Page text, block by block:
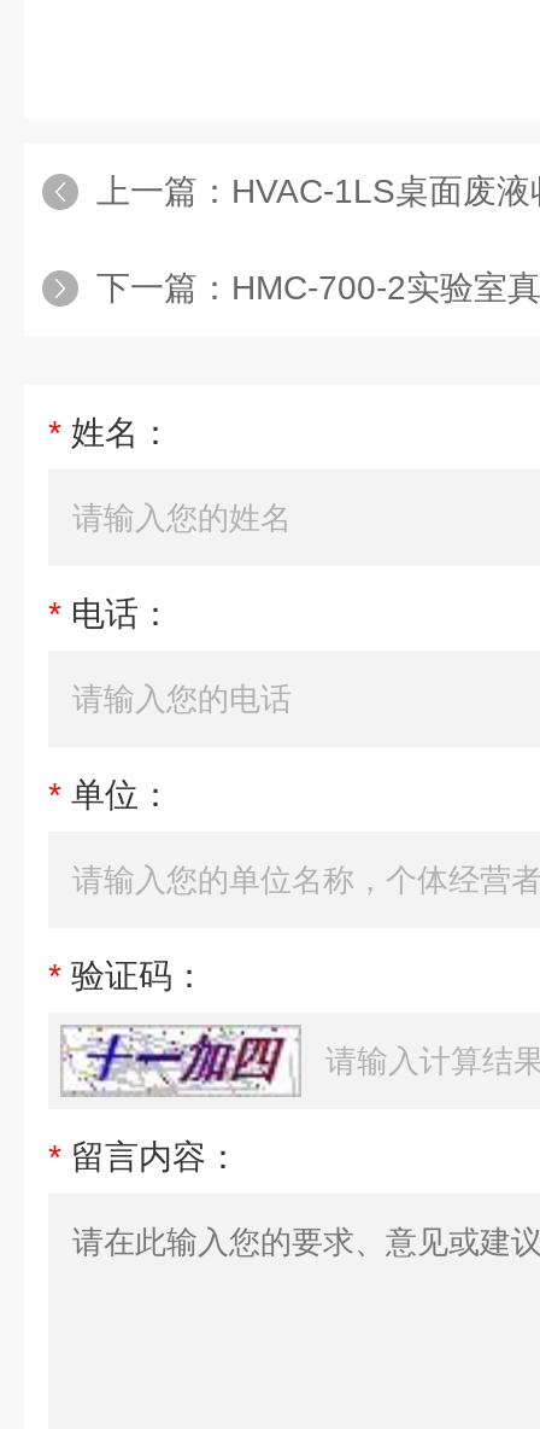
上一篇： HVAC-1LS桌面废
下一篇： HMC-700-2实验室
* 姓名：
* 电话：
* 单位：
* 验证码：
* 留言内容：